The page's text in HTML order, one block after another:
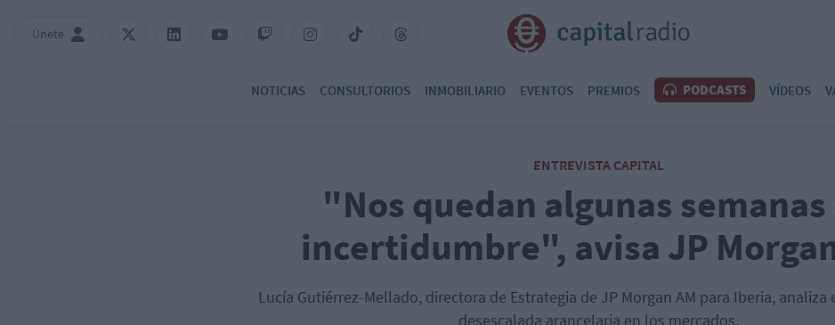
Únete
NOTICIAS CONSULTORIOS INMOBILIARIO EVENTOS PREMIOS PODCASTS VÍDEOS
ENTREVISTA CAPITAL
"Nos quedan algunas semanas
incertidumbre", avisa JP
Lucía Gutiérrez-Mellado, directora de Estrategia de JP Morgan AM para Iberia,
desescalada arancelaria en los mercados.